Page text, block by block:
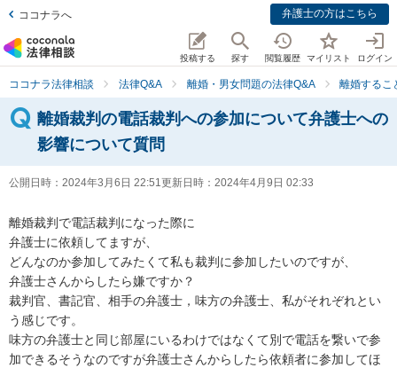
ココナラへ 弁護士の方はこちら
投稿する 探す 閲覧履歴 マイリスト ログイン
ココナラ法律相談 法律Q&A 離婚・男女問題の法律Q&A 離婚するこ
離婚裁判の電話裁判への参加について弁護士への
影響について質問
公開日時： 2024年3月6日 22:51更新日時： 2024年4月9日 02:33
離婚裁判で電話裁判になった際に
弁護士に依頼してますが、
どんなのか参加してみたくて私も裁判に参加したいのですが、
弁護士さんからしたら嫌ですか？
裁判官、書記官、相手の弁護士，味方の弁護士、私がそれぞれとい
う感じです。
味方の弁護士と同じ部屋にいるわけではなくて別で電話を繋いで参
加できるそうなのですが弁護士さんからしたら依頼者に参加してほ